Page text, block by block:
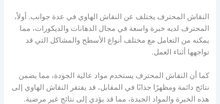
النقاش المحترف يختلف عن النقاش الهاوي في عدة جوانب. أولاً،
المحترف لديه خبرة واسعة في مجال الدهانات والديكورات، مما
يمكنه من التعامل مع مختلف أنواع الأسطح والمشاكل التي قد
تواجهها أثناء العمل.
كما أن النقاش المحترف يستخدم مواد عالية الجودة، مما يضمن
نتائج دائمة ومظهرًا جذابًا في المقابل، قد يفتقر النقاش الهاوي إلى
هذه الخبرة والمواد الجيدة، مما قد يؤدي إلى نتائج غير مرضية.